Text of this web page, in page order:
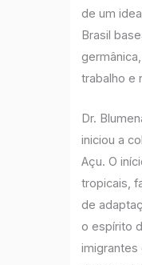
de um
Brasil
trabalho e
Dr.
iniciou a
Açu. O
tropicais,
de
o espírito
imigrantes